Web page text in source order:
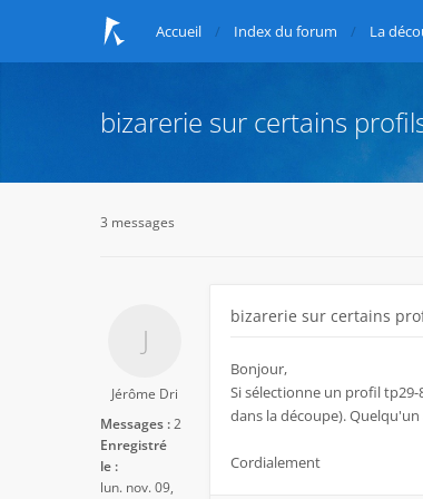
Accueil Index du forum La
bizarerie sur certains
3 messages
Jérôme Dri
Messages :2
Enregistré
le :
lun. nov. 09,
bizarerie sur certains
Bonjour,
Si sélectionne un profil
dans la découpe).
Cordialement